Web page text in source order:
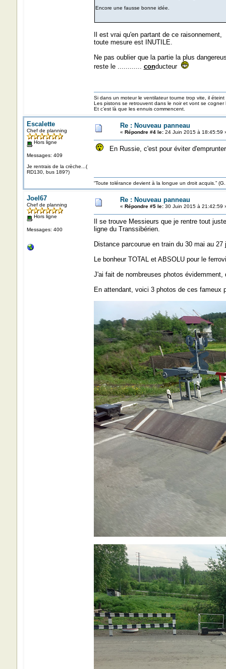
Encore une fausse bonne idée.
Il est vrai qu'en partant de ce raisonnement,
toute mesure est INUTILE.
Ne pas oublier que la partie la plus
reste le ............ conducteur
Si dans un moteur le ventilateur tourne trop vite, il éteint
Les pistons se retrouvent dans le noir et vont se
Et c’est là que les ennuis commencent.
Escalette
Chef de planning
Hors ligne
Messages: 409
Je rentrais de la crèche...(
RD130, bus 189?)
Re : Nouveau panneau
« Répondre #4 le:24 Juin 2015 à 18:45:59
En Russie, c'est pour éviter
“Toute tolérance devient à la longue un droit acquis.”
Joel67
Chef de planning
Hors ligne
Messages: 400
Re : Nouveau panneau
« Répondre #5 le:30 Juin 2015 à 21:42:59
Il se trouve Messieurs que je rentre tout
ligne du Transsibérien.
Distance parcourue en train du 30 mai au
Le bonheur TOTAL et ABSOLU pour le
J'ai fait de nombreuses photos
En attendant, voici 3 photos de ces fameux